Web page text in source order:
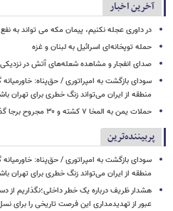
آخرین اخبار
در داوری عجله نکنیم، پیمان مکه می تواند به
حمله توپخانه‌ای اسرائیل به لبنان و غزه
صدای انفجار و مشاهده شعله‌های آتش در
سودای بازگشت به امپراتوری / حق‌پناه:
منطقه از ایران می‌تواند زنگ خطری برای تهران
حملات یمن به المخا ۷ کشته و ۳۰ مجروح برجا گذاشت
پربیننده‌ترین
سودای بازگشت به امپراتوری / حق‌پناه:
منطقه از ایران می‌تواند زنگ خطری برای تهران
هشدار ظریف درباره یک خطر داخلی؛نگذاریم از
عبور از تهدیدمداری این فرصت تاریخی را برای